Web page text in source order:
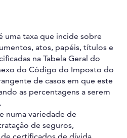
uma taxa que incide sobre
atos, papéis, títulos e
na Tabela Geral do
do Código do Imposto do
de casos em que este
as percentagens a serem
numa variedade de
de seguros,